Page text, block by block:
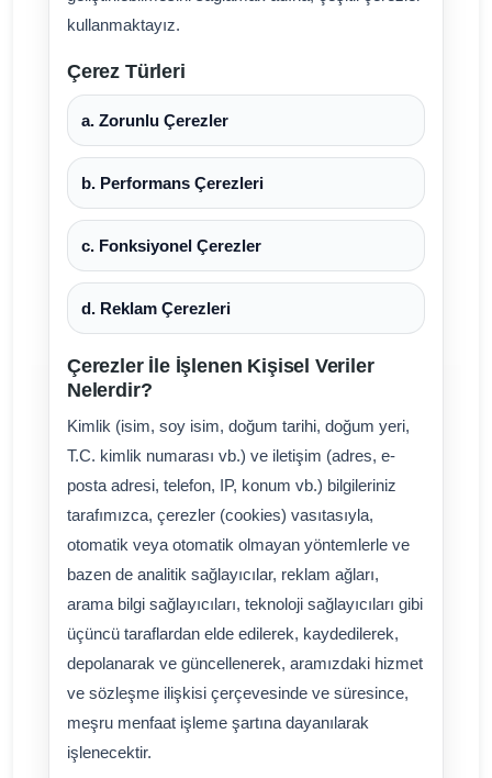
kullanmaktayız.
Çerez Türleri
a. Zorunlu Çerezler
b. Performans Çerezleri
c. Fonksiyonel Çerezler
d. Reklam Çerezleri
Çerezler İle İşlenen Kişisel Veriler
Nelerdir?
Kimlik (isim, soy isim, doğum tarihi, doğum yeri,
T.C. kimlik numarası vb.) ve iletişim (adres, e-
posta adresi, telefon, IP, konum vb.) bilgileriniz
tarafımızca, çerezler (cookies) vasıtasıyla,
otomatik veya otomatik olmayan yöntemlerle ve
bazen de analitik sağlayıcılar, reklam ağları,
arama bilgi sağlayıcıları, teknoloji sağlayıcıları gibi
üçüncü taraflardan elde edilerek, kaydedilerek,
depolanarak ve güncellenerek, aramızdaki hizmet
ve sözleşme ilişkisi çerçevesinde ve süresince,
meşru menfaat işleme şartına dayanılarak
işlenecektir.